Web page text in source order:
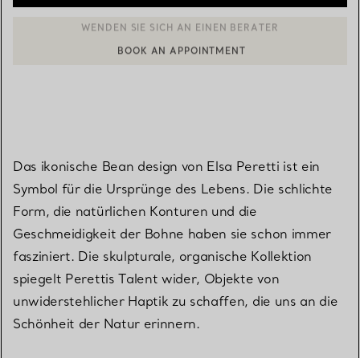
EINEN KUNDENBERATER KONTAKTIEREN ODER EINEN
Das ikonische Bean design von Elsa Peretti ist ein
Symbol für die Ursprünge des Lebens. Die schlichte
Form, die natürlichen Konturen und die
Geschmeidigkeit der Bohne haben sie schon immer
fasziniert. Die skulpturale, organische Kollektion
spiegelt Perettis Talent wider, Objekte von
unwiderstehlicher Haptik zu schaffen, die uns an die
Schönheit der Natur erinnern.